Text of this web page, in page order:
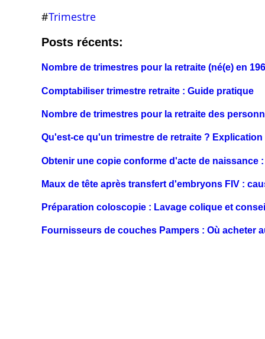
#Trimestre
Posts récents:
Nombre de trimestres pour la retraite (né(e) en
Comptabiliser trimestre retraite : Guide pratique
Nombre de trimestres pour la retraite des
Qu'est-ce qu'un trimestre de retraite ? Explication
Obtenir une copie conforme d'acte de naissance
Maux de tête après transfert d'embryons FIV :
Préparation coloscopie : Lavage colique et
Fournisseurs de couches Pampers : Où acheter